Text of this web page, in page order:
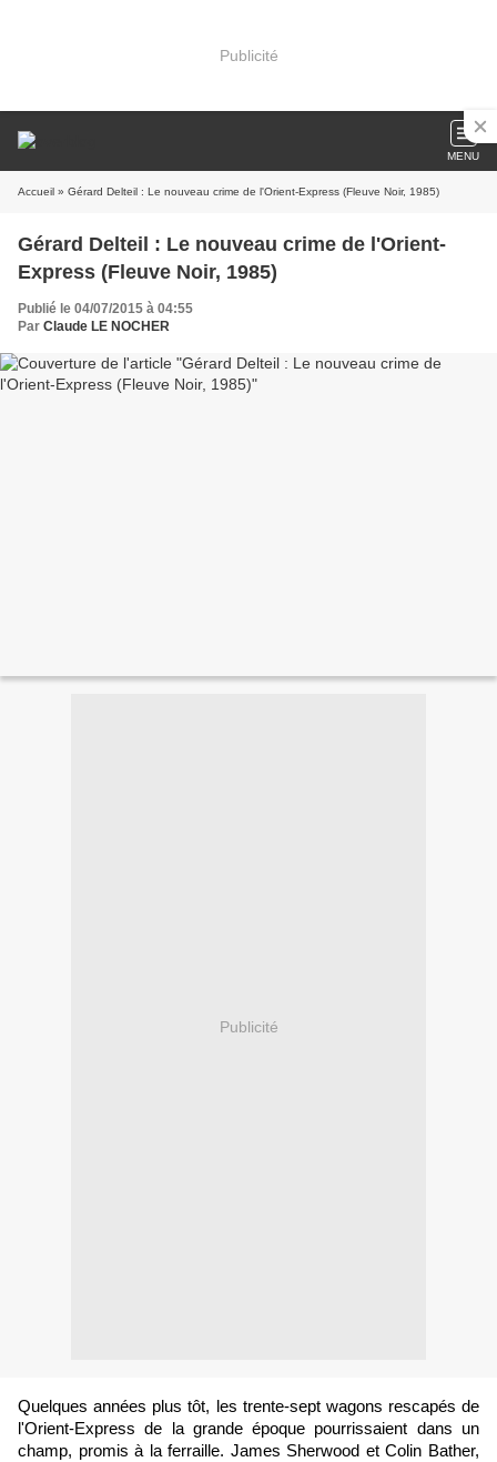
Publicité
MENU
Accueil » Gérard Delteil : Le nouveau crime de l'Orient-Express (Fleuve Noir, 1985)
Gérard Delteil : Le nouveau crime de l'Orient-
Express (Fleuve Noir, 1985)
Publié le 04/07/2015 à 04:55
Par Claude LE NOCHER
Publicité
Quelques années plus tôt, les trente-sept wagons rescapés de
l'Orient-Express de la grande époque pourrissaient dans un
champ, promis à la ferraille. James Sherwood et Colin Bather,